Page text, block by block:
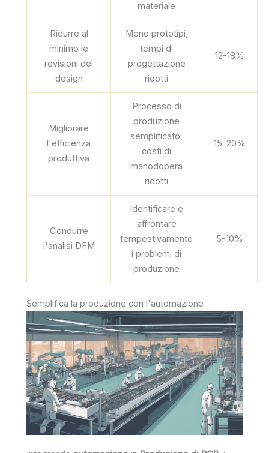
materiale
Ridurre al
minimo le
revisioni del
design
Meno prototipi,
tempi di
progettazione
ridotti
12-18%
Migliorare
l'efficienza
produttiva
Processo di
produzione
semplificato,
costi di
manodopera
ridotti
15-20%
Condurre
l'analisi DFM
Identificare e
affrontare
tempestivamente
i problemi di
produzione
5-10%
Semplifica la produzione con l'automazione